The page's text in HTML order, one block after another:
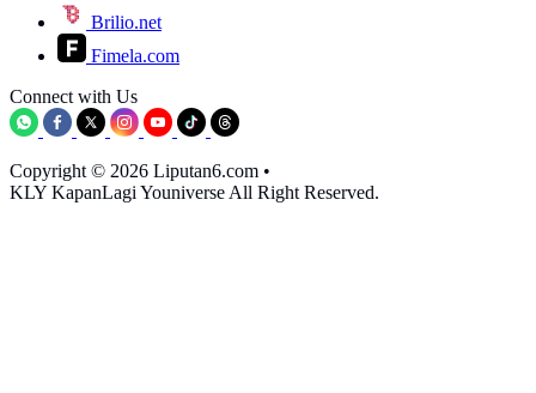
Brilio.net
Fimela.com
Connect with Us
Copyright © 2026 Liputan6.com •
KLY KapanLagi Youniverse All Right Reserved.